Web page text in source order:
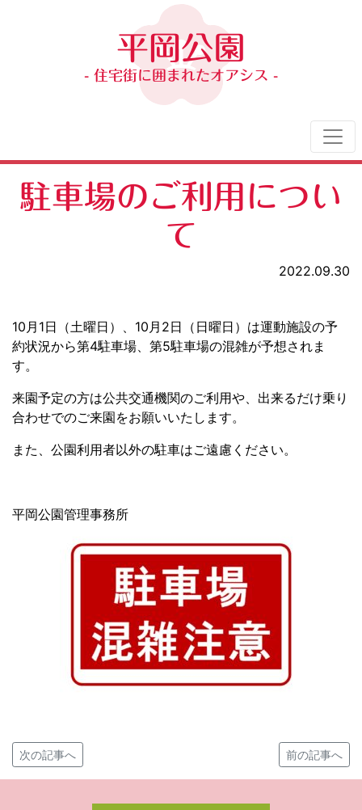
平岡公園
- 住宅街に囲まれたオアシス -
駐車場のご利用につい
て
2022.09.30
10月1日（土曜日）、10月2日（日曜日）は運動施設の予
約状況から第4駐車場、第5駐車場の混雑が予想されま
す。
来園予定の方は公共交通機関のご利用や、出来るだけ乗り
合わせでのご来園をお願いいたします。
また、公園利用者以外の駐車はご遠慮ください。
平岡公園管理事務所
次の記事へ 前の記事へ